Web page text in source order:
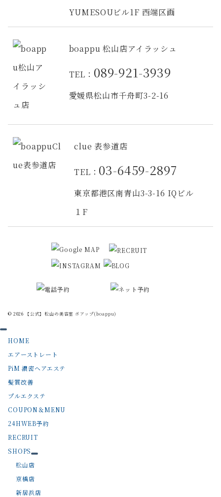
YUMESOUビル1F 西端区画
boappu 松山店アイラッシュ
TEL： 089-921-3939
愛媛県松山市千舟町3-2-16
clue 表参道店
TEL： 03-6459-2897
東京都港区南青山3-3-16 IQビル
１F
© 2026 【公式】松山の美容室 ボアップ(boappu)
HOME
エアーストレート
PiM 濃密ヘアエステ
髪質改善
プルエクステ
COUPON＆MENU
24HWEB予約
RECRUIT
SHOPS
松山店
京橋店
新居浜店